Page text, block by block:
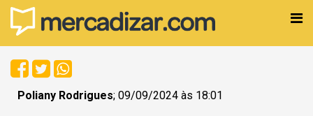
Poliany Rodrigues; 09/09/2024 às 18:01